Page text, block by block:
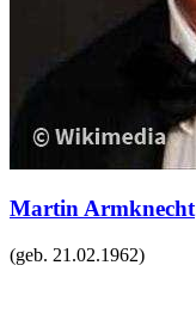
Martin Armknecht
(geb. 21.02.1962)